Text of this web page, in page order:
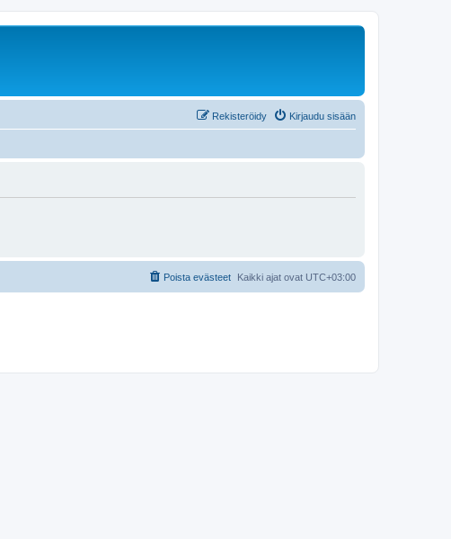
Kirjaudu sisään
Rekisteröidy
Kaikki ajat ovat UTC+03:00
Poista evästeet